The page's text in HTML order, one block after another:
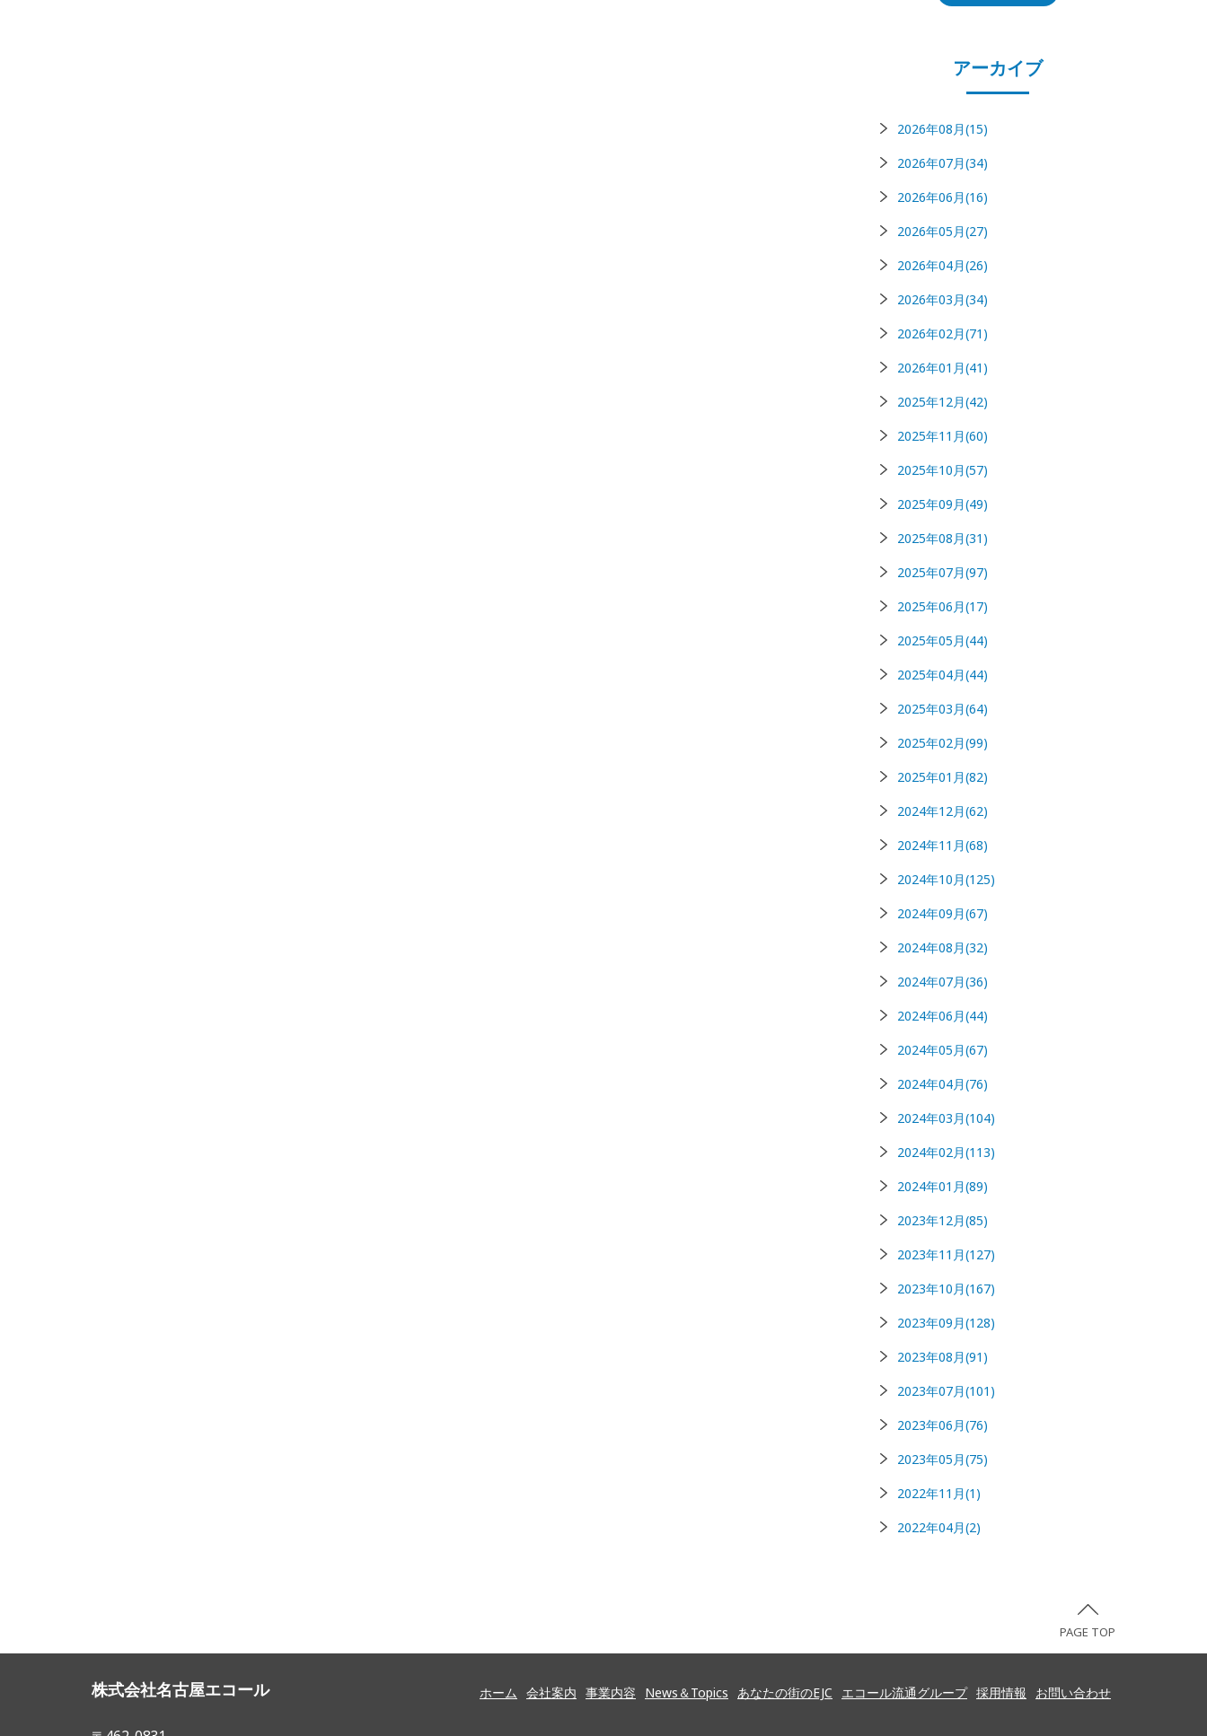
アーカイブ
2026年08月(15)
2026年07月(34)
2026年06月(16)
2026年05月(27)
2026年04月(26)
2026年03月(34)
2026年02月(71)
2026年01月(41)
2025年12月(42)
2025年11月(60)
2025年10月(57)
2025年09月(49)
2025年08月(31)
2025年07月(97)
2025年06月(17)
2025年05月(44)
2025年04月(44)
2025年03月(64)
2025年02月(99)
2025年01月(82)
2024年12月(62)
2024年11月(68)
2024年10月(125)
2024年09月(67)
2024年08月(32)
2024年07月(36)
2024年06月(44)
2024年05月(67)
2024年04月(76)
2024年03月(104)
2024年02月(113)
2024年01月(89)
2023年12月(85)
2023年11月(127)
2023年10月(167)
2023年09月(128)
2023年08月(91)
2023年07月(101)
2023年06月(76)
2023年05月(75)
2022年11月(1)
2022年04月(2)
PAGE TOP
株式会社名古屋エコール ホーム 会社案内 事業内容 News＆Topics あなたの街のEJC エコール流通グループ 採用情報 お問い合わせ